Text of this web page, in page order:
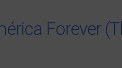
Forever